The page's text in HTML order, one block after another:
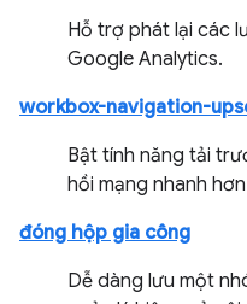
Hỗ trợ phát lại các
Google Analytics.
workbox-navigation-
Bật tính năng tải
hồi mạng nhanh
đóng hộp gia công
Dễ dàng lưu một